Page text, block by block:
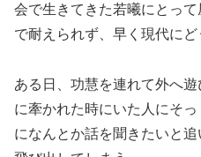
会で生きてきた若曦にとっ
で耐えられず、早く現代にど
ある日、功慧を連れて外へ
に牽かれた時にいた人にそ
になんとか話を聞きたいと